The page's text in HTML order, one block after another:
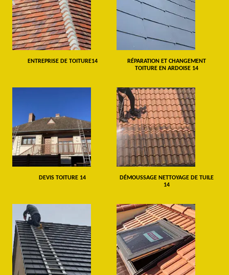
ENTREPRISE DE TOITURE14
RÉPARATION ET CHANGEMENT
TOITURE EN ARDOISE 14
DEVIS TOITURE 14
DÉMOUSSAGE NETTOYAGE DE TUILE
14